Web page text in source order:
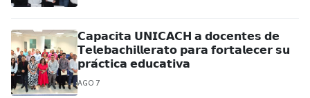
𝗖𝗮𝗽𝗮𝗰𝗶𝘁𝗮 𝗨𝗡𝗜𝗖𝗔𝗖𝗛 𝗮 𝗱𝗼𝗰𝗲𝗻𝘁𝗲𝘀 𝗱𝗲
𝗧𝗲𝗹𝗲𝗯𝗮𝗰𝗵𝗶𝗹𝗹𝗲𝗿𝗮𝘁𝗼 𝗽𝗮𝗿𝗮 𝗳𝗼𝗿𝘁𝗮𝗹𝗲𝗰𝗲𝗿 𝘀𝘂
𝗽𝗿𝗮́𝗰𝘁𝗶𝗰𝗮 𝗲𝗱𝘂𝗰𝗮𝘁𝗶𝘃𝗮
AGO 7